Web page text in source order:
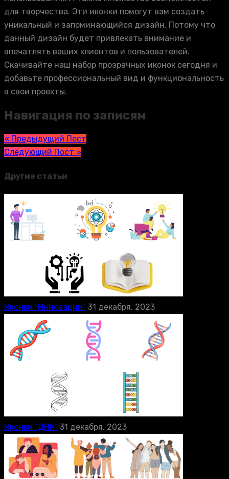
для творчества. Эти иконки помогут вам создать
уникальный и запоминающийся дизайн. Потому что
данный дизайн будет привлекать внимание и
впечатлять ваших клиентов и пользователей.
Скачивайте наш набор прозрачных иконок сегодня и
добавьте профессиональный вид и функциональность
в свои проекты.
Навигация по записям
« Предыдущий Пост
Следующий Пост »
Другие статьи
Иконки “Инновации” 31 декабря, 2023
Иконки “ДНК” 31 декабря, 2023